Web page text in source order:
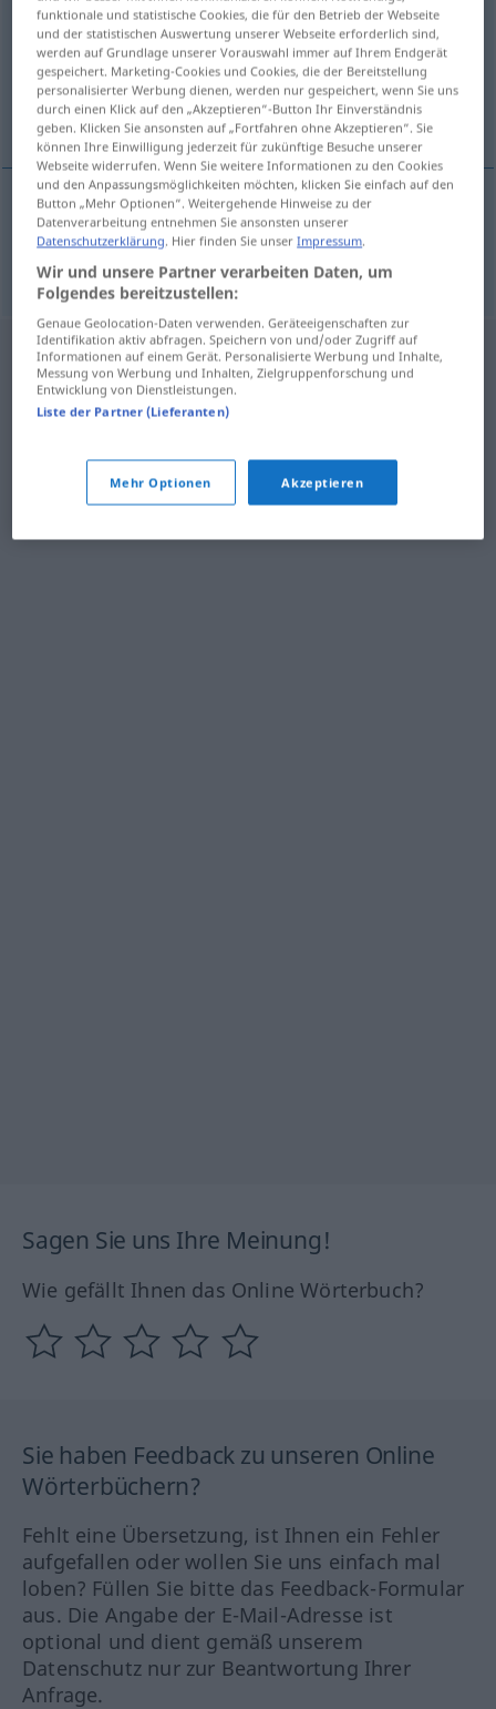
Übersicht aller Übersetzungen
(Für mehr Details die Übersetzung anklicken/antippen)
Null
Nullf nula
Sagen Sie uns Ihre Meinung!
Wie gefällt Ihnen das Online Wörterbuch?
Sie haben Feedback zu unseren Online
Wörterbüchern?
Fehlt eine Übersetzung, ist Ihnen ein Fehler
aufgefallen oder wollen Sie uns einfach mal
loben? Füllen Sie bitte das Feedback-Formular
aus. Die Angabe der E-Mail-Adresse ist
optional und dient gemäß unserem
Datenschutz nur zur Beantwortung Ihrer
Anfrage.
funktionale und statistische Cookies, die für den Betrieb der Webseite
und der statistischen Auswertung unserer Webseite erforderlich sind,
werden auf Grundlage unserer Vorauswahl immer auf Ihrem Endgerät
gespeichert. Marketing-Cookies und Cookies, die der Bereitstellung
personalisierter Werbung dienen, werden nur gespeichert, wenn Sie uns
durch einen Klick auf den „Akzeptieren“-Button Ihr Einverständnis
geben. Klicken Sie ansonsten auf „Fortfahren ohne Akzeptieren“. Sie
können Ihre Einwilligung jederzeit für zukünftige Besuche unserer
Webseite widerrufen. Wenn Sie weitere Informationen zu den Cookies
und den Anpassungsmöglichkeiten möchten, klicken Sie einfach auf den
Button „Mehr Optionen“. Weitergehende Hinweise zu der
Datenverarbeitung entnehmen Sie ansonsten unserer
Datenschutzerklärung . Hier finden Sie unserImpressum
Wir und unsere Partner verarbeiten Daten, um
Folgendes bereitzustellen:
Genaue Geolocation-Daten verwenden. Geräteeigenschaften zur
Identifikation aktiv abfragen. Speichern von und/oder Zugriff auf
Informationen auf einem Gerät. Personalisierte Werbung und Inhalte,
Messung von Werbung und Inhalten, Zielgruppenforschung und
Entwicklung von Dienstleistungen.
Liste der Partner (Lieferanten)
Mehr Optionen Akzeptieren